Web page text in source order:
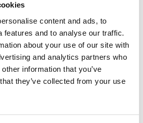
content and ads, to
features and to analyse our traffic.
about your use of our site with
and analytics partners who
information that you’ve
they’ve collected from your use
Cămașă -BSB